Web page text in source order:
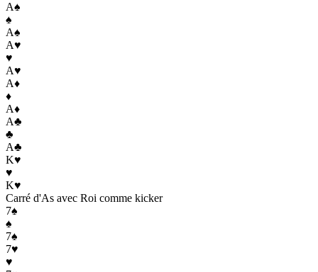
A♠
♠
A♠
A♥
♥
A♥
A♦
♦
A♦
A♣
♣
A♣
K♥
♥
K♥
Carré d'As avec Roi comme kicker
7♠
♠
7♠
7♥
♥